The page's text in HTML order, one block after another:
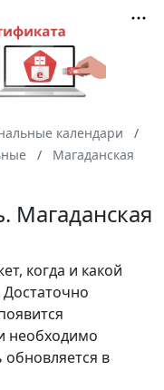
календари
Магаданская
Магаданская
когда и какой
необходимо
обновляется в